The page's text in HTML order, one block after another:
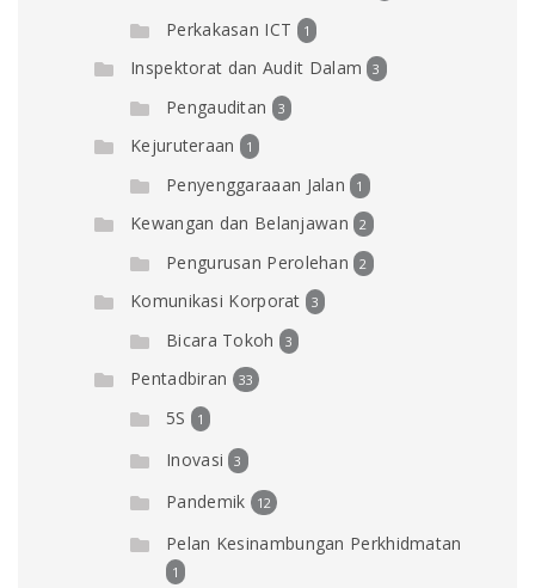
Perkakasan ICT 1
Inspektorat dan Audit Dalam 3
Pengauditan 3
Kejuruteraan 1
Penyenggaraaan Jalan 1
Kewangan dan Belanjawan 2
Pengurusan Perolehan 2
Komunikasi Korporat 3
Bicara Tokoh 3
Pentadbiran 33
5S 1
Inovasi 3
Pandemik 12
Pelan Kesinambungan Perkhidmatan
1